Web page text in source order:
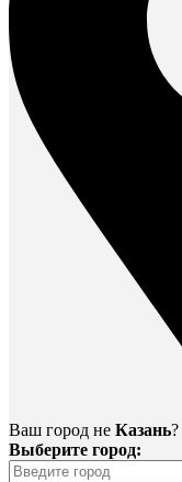
Ваш город не Казань?
Выберите город: